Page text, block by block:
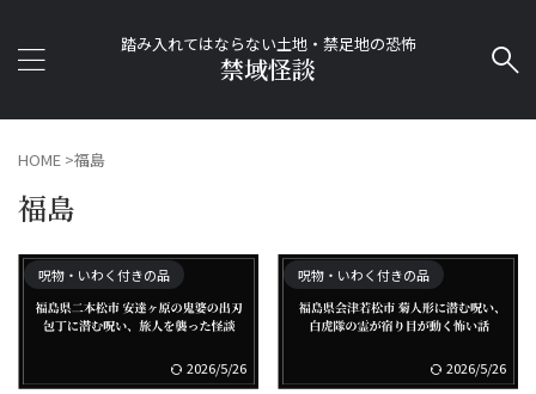
踏み入れてはならない土地・禁足地の恐怖
禁域怪談
HOME >福島
福島
呪物・いわく付きの品
2026/5/26
呪物・いわく付きの品
2026/5/26